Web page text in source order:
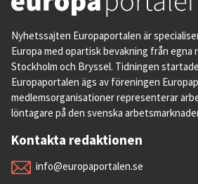
Nyhetssajten Europaportalen är
Europa med opartisk bevakning från egna
Stockholm och Bryssel. Tidningen startade
Europaportalen ägs av föreningen
medlemsorganisationer representerar
löntagare på den svenska
Kontakta redaktionen
info@europaportalen.se